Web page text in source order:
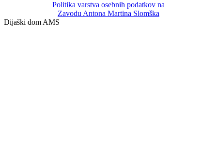
Politika varstva osebnih podatkov na
Zavodu Antona Martina Slomška
Dijaški dom AMS